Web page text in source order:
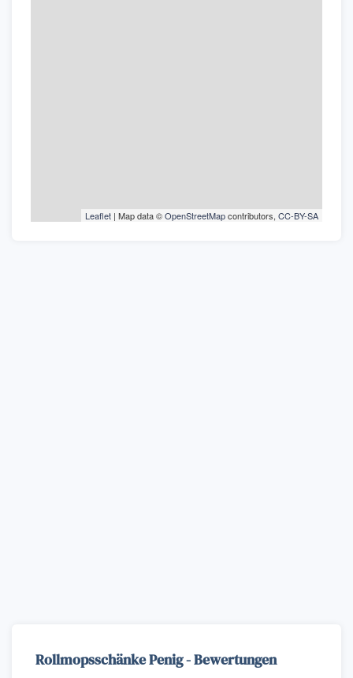
Leaflet | Map data ©OpenStreetMapcontributors, CC-BY-SA
Rollmopsschänke Penig - Bewertungen